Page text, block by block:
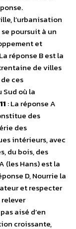
l’urbanisation
poursuit à un
et
réponse B est la
de villes
ces
où la
: La réponse A
des
des
intérieurs, avec
du bois, des
(les Hans) est la
D, Nourrie la
et respecter
aisé d’en
croissante,